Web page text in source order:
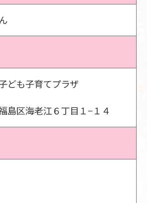
ども子育てプラザ
島区海老江６丁目１−１４